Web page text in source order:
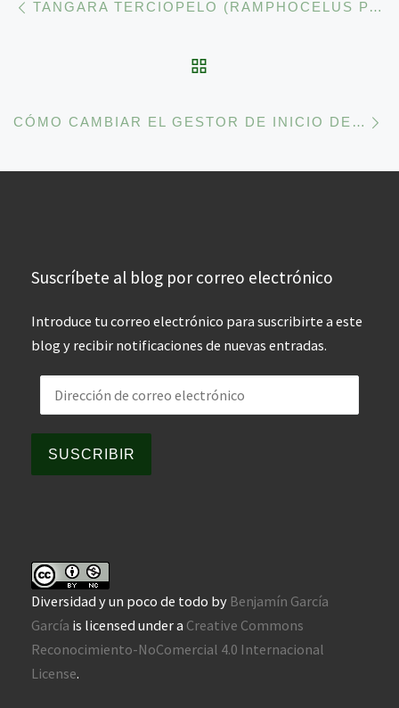
TANGARA TERCIOPELO (RAMPHOCELUS PASSERINII): SI SE OBSERVA EN LA VERTIENTE CARIBEÑA DE COSTA RICA SERÁ ESTA ESPECIE Y NO LA TANGARA COSTARRICENSE (R. COSTARICENSIS).
CÓMO CAMBIAR EL GESTOR DE INICIO DE SESIÓN (DISPLAY MANAYER) EN OPENSUSE, PORQUE HEMOS INSTALADO UN ESCRITORIO ADICIONAL, O POR LO QUE SEA.
Suscríbete al blog por correo electrónico
Introduce tu correo electrónico para suscribirte a este
blog y recibir notificaciones de nuevas entradas.
Dirección de correo electrónico
SUSCRIBIR
Diversidad y un poco de todo by Benjamín García
García is licensed under a Creative Commons
Reconocimiento-NoComercial 4.0 Internacional
License.